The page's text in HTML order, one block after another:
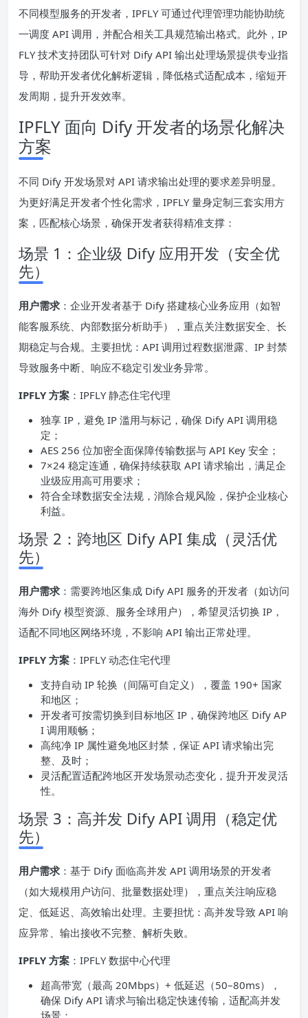
不同模型服务的开发者，IPFLY 可通过代理管理功能协助统
一调度 API 调用，并配合相关工具规范输出格式。此外，IP
FLY 技术支持团队可针对 Dify API 输出处理场景提供专业指
导，帮助开发者优化解析逻辑，降低格式适配成本，缩短开
发周期，提升开发效率。
IPFLY 面向 Dify 开发者的场景化解决
方案
不同 Dify 开发场景对 API 请求输出处理的要求差异明显。
为更好满足开发者个性化需求，IPFLY 量身定制三套实用方
案，匹配核心场景，确保开发者获得精准支撑：
场景 1：企业级 Dify 应用开发（安全优
先）
用户需求 ：企业开发者基于 Dify 搭建核心业务应用（如智
能客服系统、内部数据分析助手），重点关注数据安全、长
期稳定与合规。主要担忧：API 调用过程数据泄露、IP 封禁
导致服务中断、响应不稳定引发业务异常。
IPFLY 方案 ：IPFLY 静态住宅代理
独享 IP，避免 IP 滥用与标记，确保 Dify API 调用稳
定；
AES 256 位加密全面保障传输数据与 API Key 安全；
7×24 稳定连通，确保持续获取 API 请求输出，满足企
业级应用高可用要求；
符合全球数据安全法规，消除合规风险，保护企业核心
利益。
场景 2：跨地区 Dify API 集成（灵活优
先）
用户需求 ：需要跨地区集成 Dify API 服务的开发者（如访问
海外 Dify 模型资源、服务全球用户），希望灵活切换 IP，
适配不同地区网络环境，不影响 API 输出正常处理。
IPFLY 方案 ：IPFLY 动态住宅代理
支持自动 IP 轮换（间隔可自定义），覆盖 190+ 国家
和地区；
开发者可按需切换到目标地区 IP，确保跨地区 Dify AP
I 调用顺畅；
高纯净 IP 属性避免地区封禁，保证 API 请求输出完
整、及时；
灵活配置适配跨地区开发场景动态变化，提升开发灵活
性。
场景 3：高并发 Dify API 调用（稳定优
先）
用户需求 ：基于 Dify 面临高并发 API 调用场景的开发者
（如大规模用户访问、批量数据处理），重点关注响应稳
定、低延迟、高效输出处理。主要担忧：高并发导致 API 响
应异常、输出接收不完整、解析失败。
IPFLY 方案 ：IPFLY 数据中心代理
超高带宽（最高 20Mbps）+ 低延迟（50–80ms），
确保 Dify API 请求与输出稳定快速传输，适配高并发
场景；